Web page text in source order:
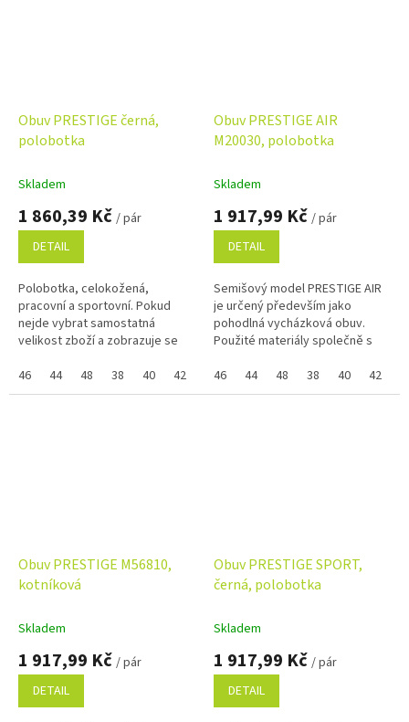
Obuv PRESTIGE černá,
polobotka
Skladem
1 860,39 Kč / pár
DETAIL
Polobotka, celokožená,
pracovní a sportovní. Pokud
nejde vybrat samostatná
velikost zboží a zobrazuje se
poznámky na konci objednávky.
Využijte...
46 44 48 38 40 42 36 39 41 43 45 37
Obuv PRESTIGE AIR
M20030, polobotka
Skladem
1 917,99 Kč / pár
DETAIL
Semišový model PRESTIGE AIR
je určený především jako
pohodlná vycházková obuv.
Použité materiály společně s
vysoký komfort při nošení a při
správné...
46 44 48 38 40 42
Obuv PRESTIGE M56810,
kotníková
Skladem
1 917,99 Kč / pár
DETAIL
Obuv PRESTIGE SPORT,
černá, polobotka
Skladem
1 917,99 Kč / pár
DETAIL